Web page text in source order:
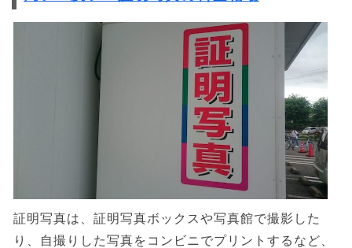
証明写真は、証明写真ボックスや写真館で撮影した
り、自撮りした写真をコンビニでプリントするなど、